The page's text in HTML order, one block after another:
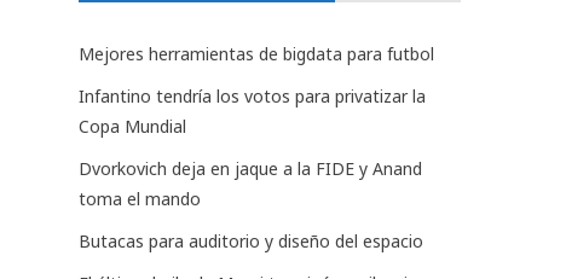
Mejores herramientas de bigdata para futbol
Infantino tendría los votos para privatizar la
Copa Mundial
Dvorkovich deja en jaque a la FIDE y Anand
toma el mando
Butacas para auditorio y diseño del espacio